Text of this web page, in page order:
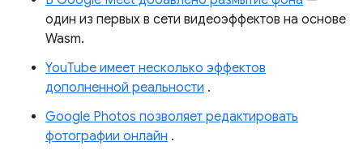
один из первых в сети видеоэффектов на основе
Wasm.
YouTube имеет несколько эффектов
дополненной реальности .
Google Photos позволяет редактировать
фотографии онлайн .